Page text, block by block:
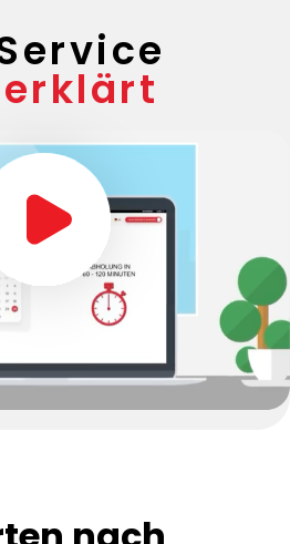
erklärt